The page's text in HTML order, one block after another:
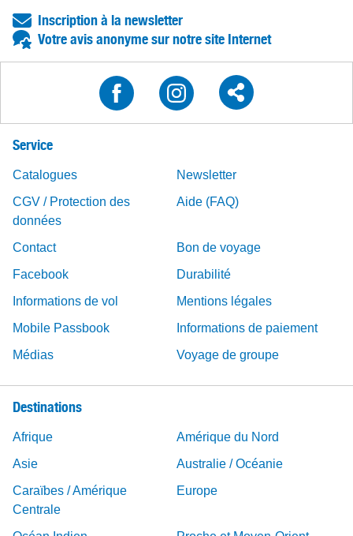
Inscription à la newsletter
Votre avis anonyme sur notre site Internet
Service
Catalogues
Newsletter
CGV / Protection des
données
Aide (FAQ)
Contact
Bon de voyage
Facebook
Durabilité
Informations de vol
Mentions légales
Mobile Passbook
Informations de paiement
Médias
Voyage de groupe
Destinations
Afrique
Amérique du Nord
Asie
Australie / Océanie
Caraïbes / Amérique
Centrale
Europe